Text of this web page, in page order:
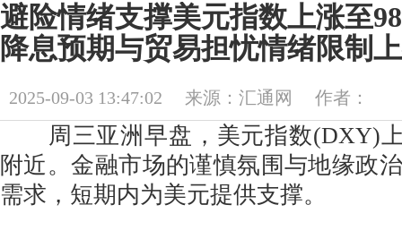
避险情绪支撑美元指数上涨至
降息预期与贸易担忧情绪限制
2025-09-03 13:47:02 来源：汇通网 作者：
周三亚洲早盘，美元指数(DXY)上
附近。金融市场的谨慎氛围与地缘政
需求，短期内为美元提供支撑。